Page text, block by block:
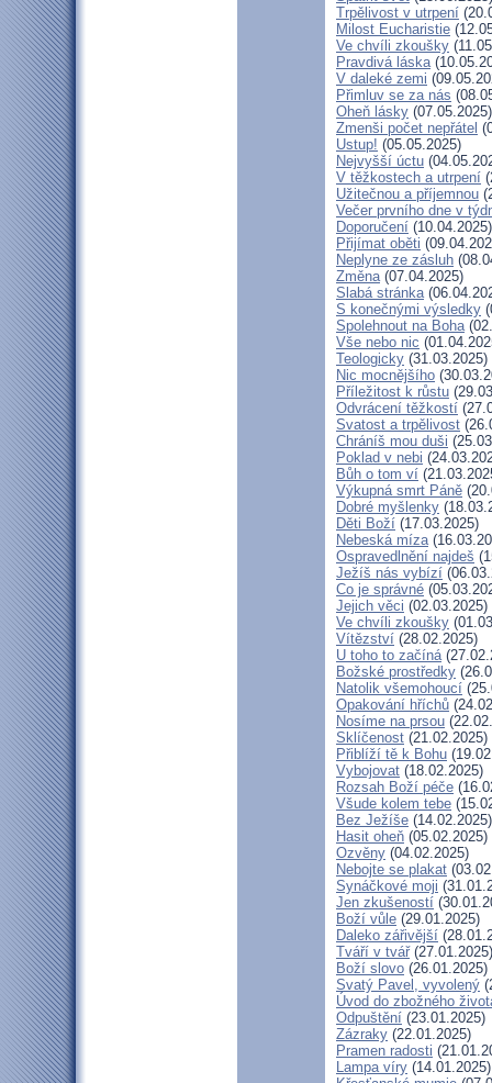
Trpělivost v utrpení
Milost Eucharistie
Ve chvíli zkoušky
Pravdivá láska
V daleké zemi
Přimluv se za nás
Oheň lásky (07.05.2025)
Zmenši počet nepřátel
Ustup! (05.05.2025)
Nejvyšší úctu
V těžkostech a utrpení
Užitečnou a příjemnou
Večer prvního dne v
Doporučení (10.04.2025)
Přijímat oběti
Neplyne ze zásluh
Změna(07.04.2025)
Slabá stránka
S konečnými výsledky
Spolehnout na Boha
Vše nebo nic
Teologicky (31.03.2025)
Nic mocnějšího
Příležitost k růstu
Odvrácení těžkostí
Svatost a trpělivost
Chráníš mou duši
Poklad v nebi
Bůh o tom ví
Výkupná smrt Páně
Dobré myšlenky
Děti Boží (17.03.2025)
Nebeská míza
Ospravedlnění najdeš
Ježíš nás vybízí
Co je správné
Jejich věci (02.03.2025)
Ve chvíli zkoušky
Vítězství (28.02.2025)
U toho to začíná
Božské prostředky
Natolik všemohoucí
Opakování hříchů
Nosíme na prsou
Sklíčenost (21.02.2025)
Přiblíží tě k Bohu
Vybojovat (18.02.2025)
Rozsah Boží péče
Všude kolem tebe
Bez Ježíše (14.02.2025)
Hasit oheň (05.02.2025)
Ozvěny (04.02.2025)
Nebojte se plakat
Synáčkové moji
Jen zkušeností
Boží vůle (29.01.2025)
Daleko zářivější
Tváří v tvář(27.01.2025)
Boží slovo (26.01.2025)
Svatý Pavel, vyvolený
Úvod do zbožného
Odpuštění (23.01.2025)
Zázraky (22.01.2025)
Pramen radosti
Lampa víry (14.01.2025)